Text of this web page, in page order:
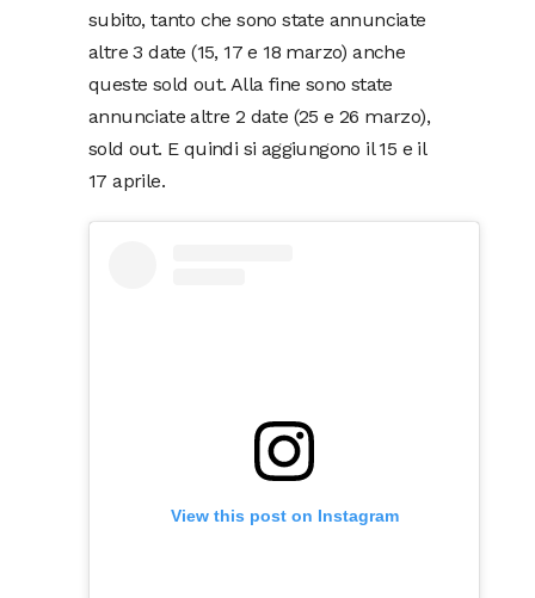
subito, tanto che sono state annunciate
altre 3 date (15, 17 e 18 marzo) anche
queste sold out. Alla fine sono state
annunciate altre 2 date (25 e 26 marzo),
sold out. E quindi si aggiungono il 15 e il
17 aprile.
View this post on Instagram